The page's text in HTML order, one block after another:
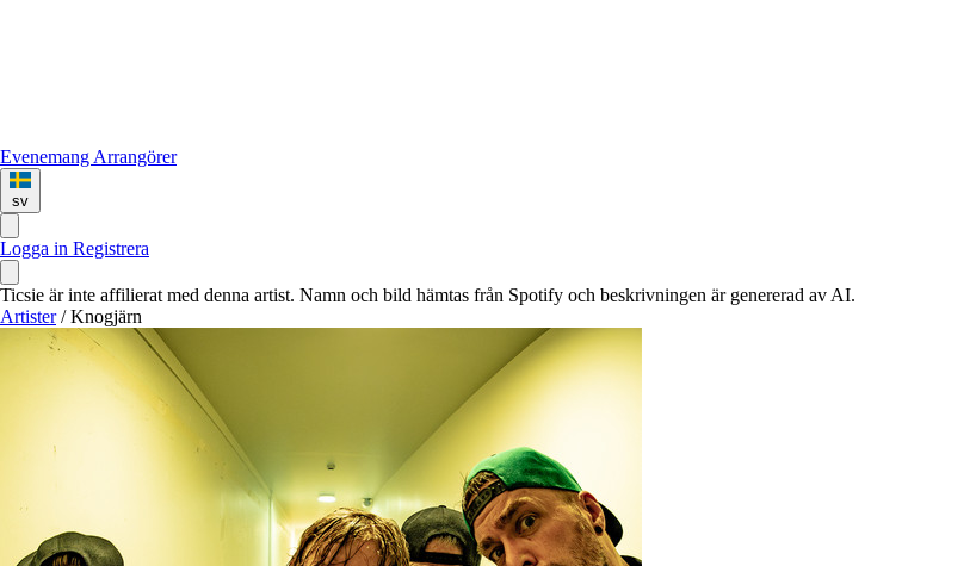
Evenemang Arrangörer
sv
Logga in Registrera
Ticsie är inte affilierat med denna artist. Namn och bild hämtas från Spotify och beskrivningen är genererad av AI.
Artister / Knogjärn